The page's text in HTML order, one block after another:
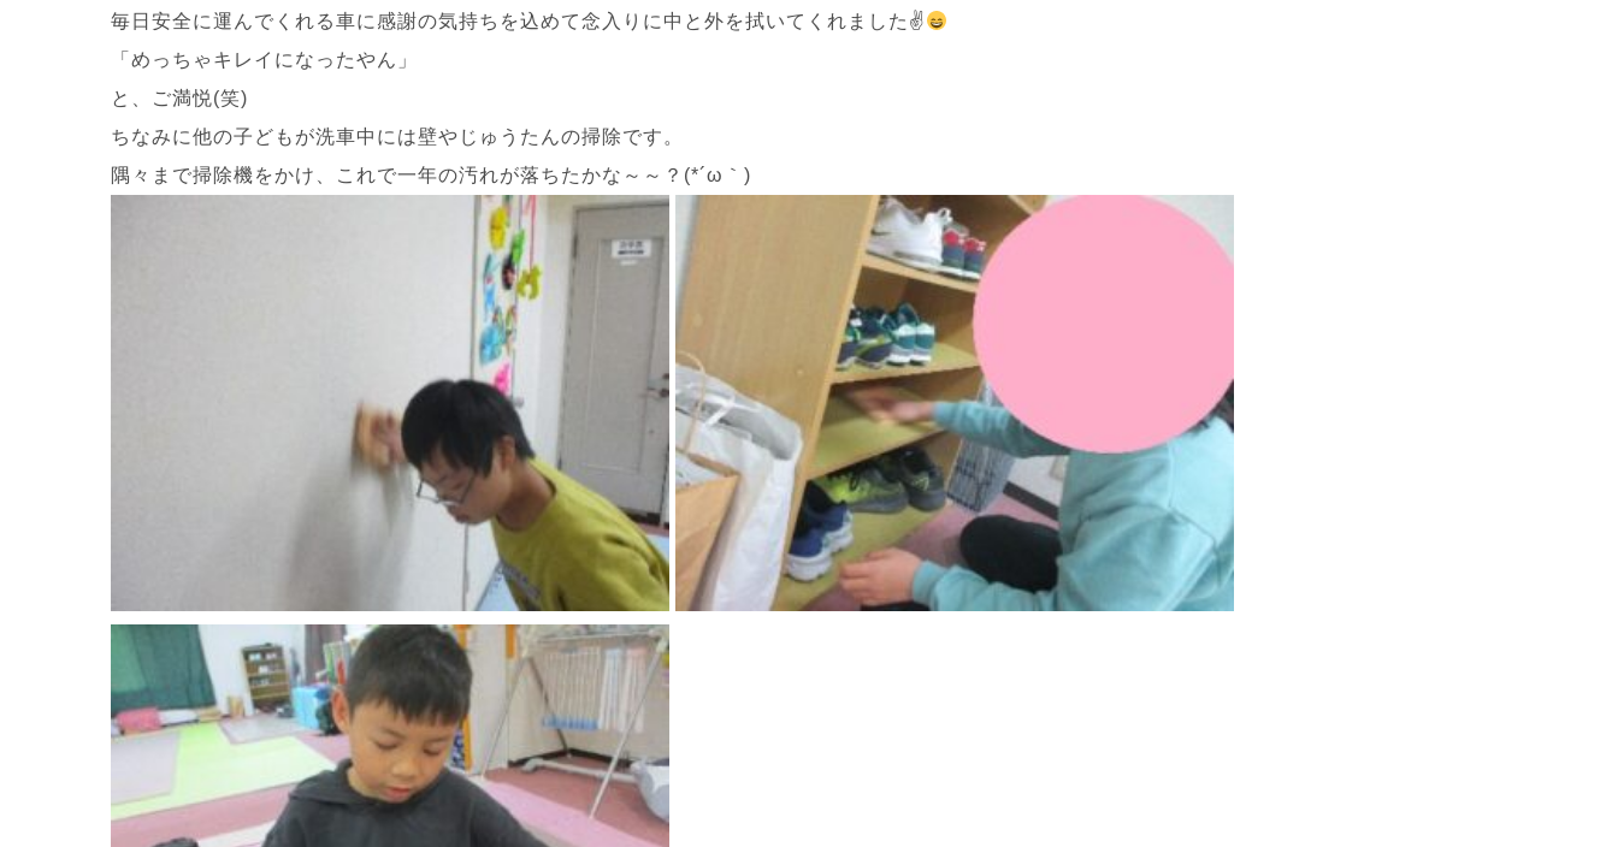
毎日安全に運んでくれる車に感謝の気持ちを込めて念入りに中と外を拭いてくれました✌
「めっちゃキレイになったやん」
と、ご満悦(笑)
ちなみに他の子どもが洗車中には壁やじゅうたんの掃除です。
隅々まで掃除機をかけ、これで一年の汚れが落ちたかな～～？(*´ω｀)